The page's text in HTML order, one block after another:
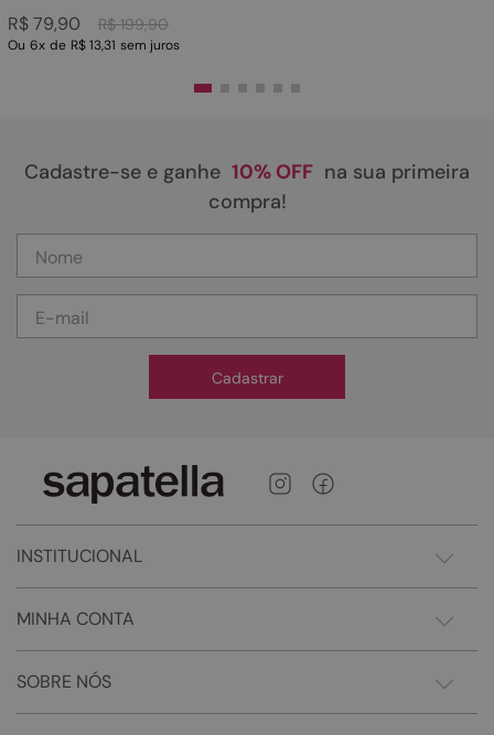
R$ 199,90
R$79,90
Ou 6x de R$ 13,31 sem juros
Cadastre-se e ganhe 10% OFF na sua primeira
compra!
Cadastrar
INSTITUCIONAL
MINHA CONTA
SOBRE NÓS